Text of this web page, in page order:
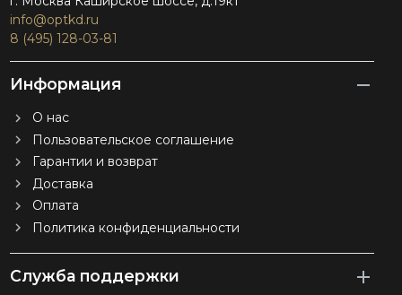
info@optkd.ru
8 (495) 128-03-81
Информация
О нас
Пользовательское соглашение
Гарантии и возврат
Доставка
Оплата
Политика конфиденциальности
Служба поддержки